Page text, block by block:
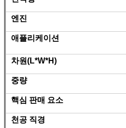
엔진
애플리케이션
차원(L*W*H)
중량
핵심 판매 요소
천공 직경